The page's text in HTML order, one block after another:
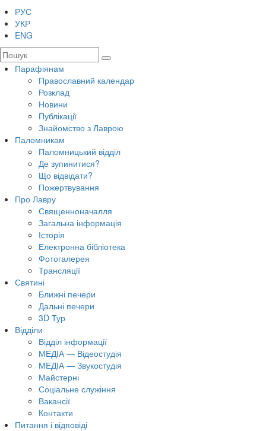
РУС
УКР
ENG
Парафіянам
Православний календар
Розклад
Новини
Публікації
Знайомство з Лаврою
Паломникам
Паломницький відділ
Де зупинитися?
Що відвідати?
Пожертвування
Про Лавру
Священноначалля
Загальна інформація
Історія
Електронна бібліотека
Фотогалерея
Трансляцiї
Святині
Ближні печери
Дальні печери
3D Тур
Відділи
Відділ інформації
МЕДІА — Відеостудія
МЕДІА — Звукостудія
Майстерні
Соціальне служіння
Вакансії
Контакти
Питання і відповіді